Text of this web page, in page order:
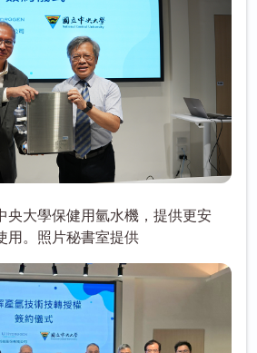
央大學保健用氫水機，提供更安
用。照片秘書室提供